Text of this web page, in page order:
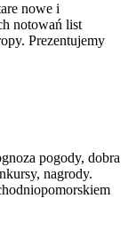
nowe i
notowań list
Prezentujemy
pogody, dobra
nagrody.